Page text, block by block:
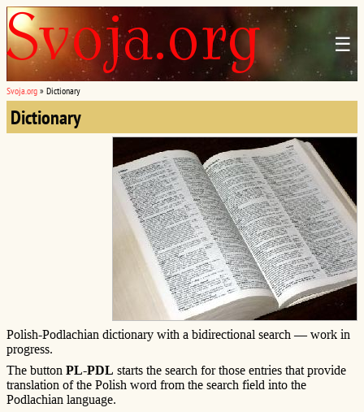
☰
Svoja.org » Dictionary
Dictionary
Polish-Podlachian dictionary with a bidirectional search — work in
progress.
The button PL-PDL starts the search for those entries that provide
translation of the Polish word from the search field into the
Podlachian language.